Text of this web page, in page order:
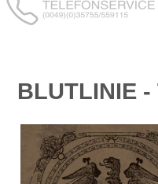
BLUTLINIE -